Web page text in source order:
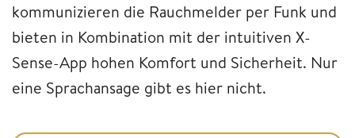
kommunizieren die Rauchmelder per Funk und
bieten in Kombination mit der intuitiven X-
Sense-App hohen Komfort und Sicherheit. Nur
eine Sprachansage gibt es hier nicht.